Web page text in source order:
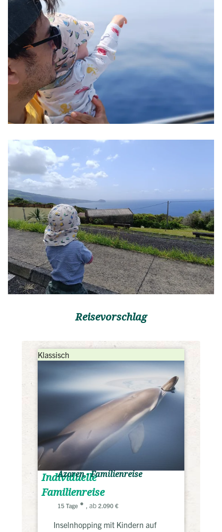
Reisevorschlag
Klassisch
Individuelle
Familienreise
Azoren - Familienreise
15 Tage , ab 2.090 €
Inselnhopping mit Kindern auf